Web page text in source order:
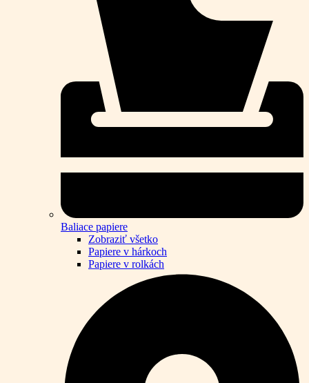
Baliace papiere
Zobraziť všetko
Papiere v hárkoch
Papiere v rolkách